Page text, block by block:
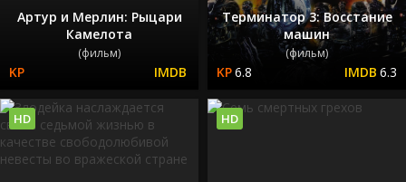
Артур и Мерлин: Рыцари
Камелота
(фильм)
Терминатор 3: Восстание
машин
(фильм)
6.8 6.3
HD HD